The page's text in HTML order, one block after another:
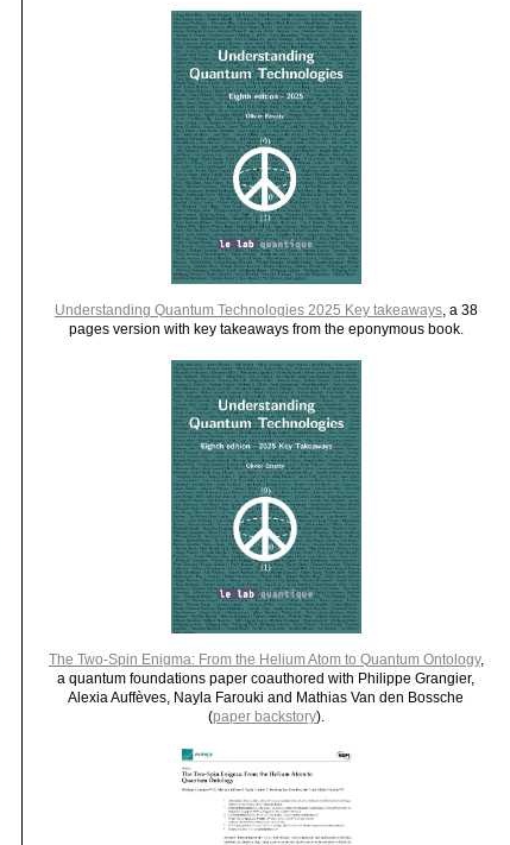
Understanding Quantum Technologies 2025 Key takeaways, a 38
pages version with key takeaways from the eponymous book.
The Two-Spin Enigma: From the Helium Atom to Quantum Ontology,
a quantum foundations paper coauthored with Philippe Grangier,
Alexia Auffèves, Nayla Farouki and Mathias Van den Bossche
(paper backstory).